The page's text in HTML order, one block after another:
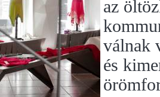
az
válnak
és